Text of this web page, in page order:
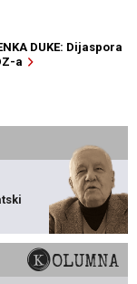
DUKE: Dijaspora
a
KOLUMNA